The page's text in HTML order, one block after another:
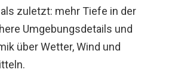
zuletzt: mehr Tiefe in der
Umgebungsdetails und
über Wetter, Wind und